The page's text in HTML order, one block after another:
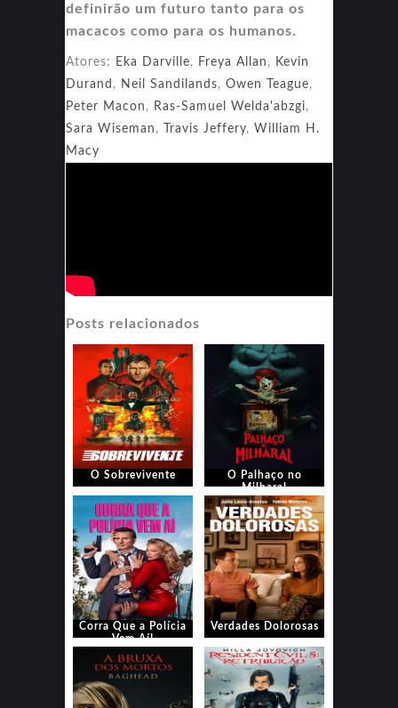
definirão um futuro tanto para os
macacos como para os humanos.
Atores: Eka Darville, Freya Allan , Kevin
Durand , Neil Sandilands, Owen Teague,
Peter Macon , Ras-Samuel Welda'abzgi,
Sara Wiseman , Travis Jeffery, William H.
Macy
Posts relacionados
O Sobrevivente
O Palhaço no
Milharal
Corra Que a Polícia
Vem Aí!
Verdades Dolorosas